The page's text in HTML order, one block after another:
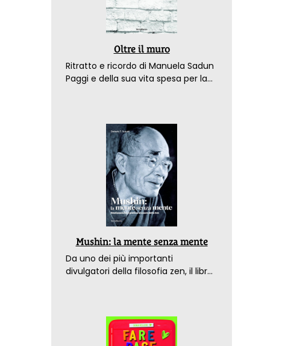
Oltre il muro
Ritratto e ricordo di Manuela Sadun
Paggi e della sua vita spesa per la
Mushin: la mente senza mente
Da uno dei più importanti
divulgatori della filosofia zen, il libro